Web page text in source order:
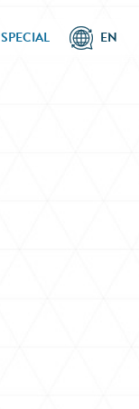
SPECIAL EN